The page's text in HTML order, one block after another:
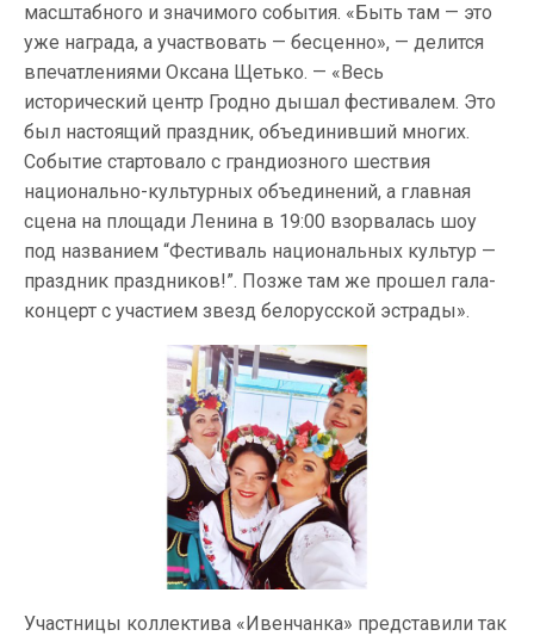
масштабного и значимого события. «Быть там — это
уже награда, а участвовать — бесценно», — делится
впечатлениями Оксана Щетько. — «Весь
исторический центр Гродно дышал фестивалем. Это
был настоящий праздник, объединивший многих.
Событие стартовало с грандиозного шествия
национально-культурных объединений, а главная
сцена на площади Ленина в 19:00 взорвалась шоу
под названием “Фестиваль национальных культур —
праздник праздников!”. Позже там же прошел гала-
концерт с участием звезд белорусской эстрады».
Участницы коллектива «Ивенчанка» представили так